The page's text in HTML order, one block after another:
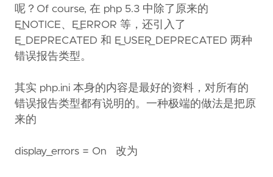
呢？Of course, 在 php 5.3 中除了原来的
E_NOTICE、E_ERROR 等，还引入了
E_DEPRECATED 和 E_USER_DEPRECATED 两种
错误报告类型。
其实 php.ini 本身的内容是最好的资料，对所有的
错误报告类型都有说明的。一种极端的做法是把原
来的
display_errors = On 改为